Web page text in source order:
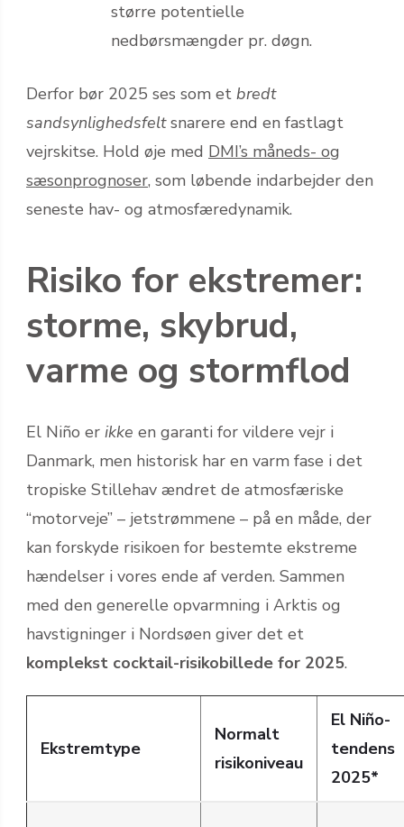
større potentielle
nedbørsmængder pr. døgn.
Derfor bør 2025 ses som et bredt
sandsynlighedsfeltsnarere end en fastlagt
vejrskitse. Hold øje med DMI’s måneds- og
sæsonprognoser, som løbende indarbejder den
seneste hav- og atmosfæredynamik.
Risiko for ekstremer:
storme, skybrud,
varme og stormflod
El Niño er ikke en garanti for vildere vejr i
Danmark, men historisk har en varm fase i det
tropiske Stillehav ændret de atmosfæriske
“motorveje” – jetstrømmene – på en måde, der
kan forskyde risikoen for bestemte ekstreme
hændelser i vores ende af verden. Sammen
med den generelle opvarmning i Arktis og
havstigninger i Nordsøen giver det et
komplekst cocktail-risikobillede for 2025.
Ekstremtype
Normalt
risikoniveau
El Niño-
tendens
2025*